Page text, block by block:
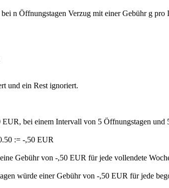
n Öffnungstagen Verzug mit einer Gebühr g
und ein Rest ignoriert.
bei einem Intervall von 5 Öffnungstagen
:= -,50 EUR
Gebühr von -,50 EUR für jede vollendete
würde einer Gebühr von -,50 EUR für jede